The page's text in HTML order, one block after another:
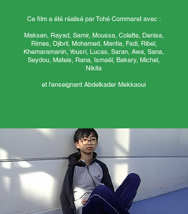
Ce film a été réalisé par Tohé Commaret avec :
Maksen, Rayad, Samir, Moussa, Colette, Denisa,
Rimes, Djibril, Mohamed, Mantia, Fadi, Ribel,
Khemaramanin, Yousri, Lucas, Saran, Awa, Sana,
Seydou, Mateis, Rana, Ismaël, Bakary, Michel,
Nikita
et l’enseignant Abdelkader Mekkaoui